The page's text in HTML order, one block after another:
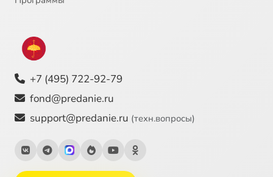
+7 (495) 722-92-79
fond@predanie.ru
support@predanie.ru (техн.вопросы)